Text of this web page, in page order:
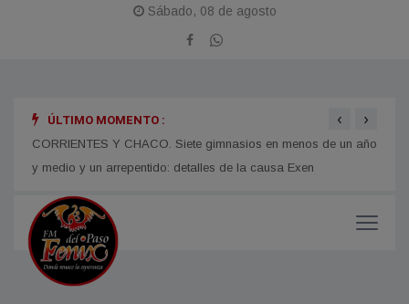
Sábado, 08 de agosto
ÚLTIMO MOMENTO :
CORRIENTES Y CHACO. Siete gimnasios en menos de un año
y medio y un arrepentido: detalles de la causa Exen
‹ ›